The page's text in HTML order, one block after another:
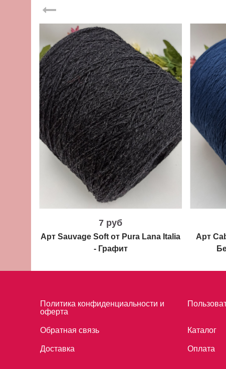
7 руб
Арт Sauvage Soft от Pura Lana Italia
- Графит
Арт
Политика конфиденциальности и
оферта
Обратная связь Каталог
Доставка Оплата